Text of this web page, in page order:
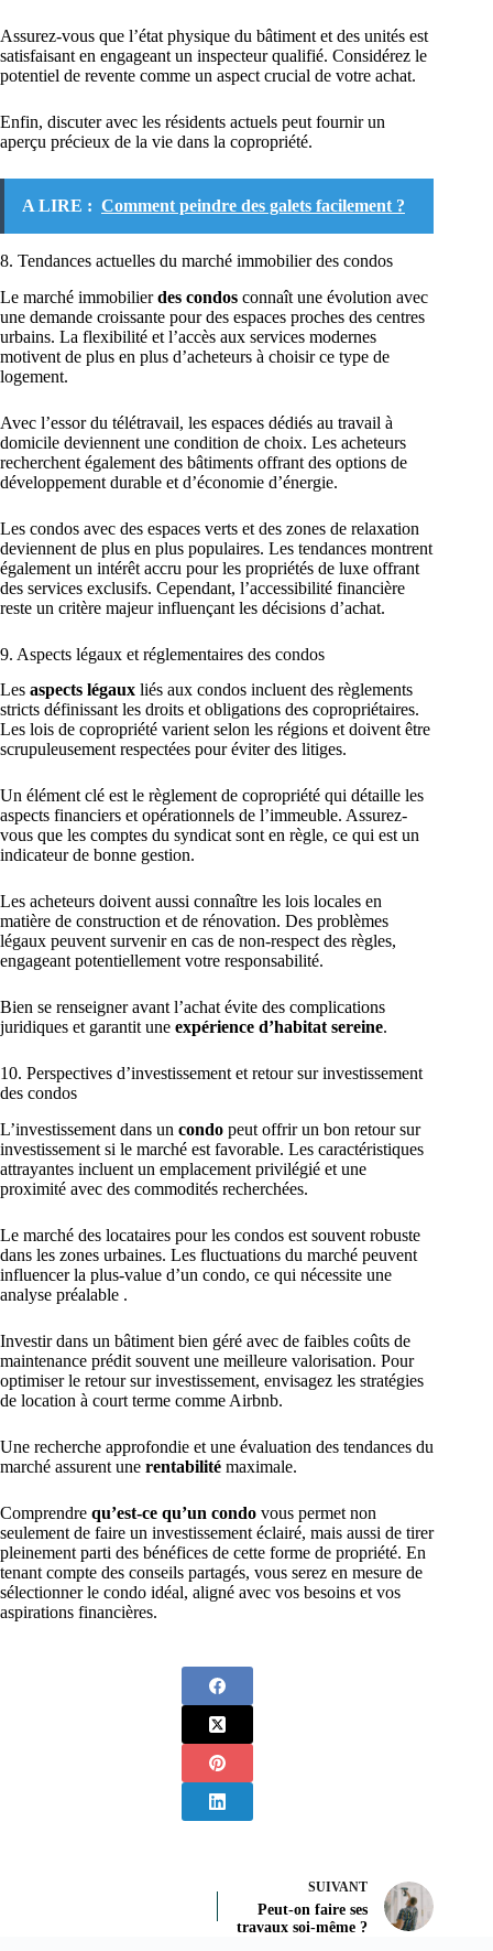
Assurez-vous que l’état physique du bâtiment et des unités est
satisfaisant en engageant un inspecteur qualifié. Considérez le
potentiel de revente comme un aspect crucial de votre achat.
Enfin, discuter avec les résidents actuels peut fournir un
aperçu précieux de la vie dans la copropriété.
A LIRE : Comment peindre des galets facilement ?
8. Tendances actuelles du marché immobilier des condos
Le marché immobilierdes condos connaît une évolution avec
une demande croissante pour des espaces proches des centres
urbains. La flexibilité et l’accès aux services modernes
motivent de plus en plus d’acheteurs à choisir ce type de
logement.
Avec l’essor du télétravail, les espaces dédiés au travail à
domicile deviennent une condition de choix. Les acheteurs
recherchent également des bâtiments offrant des options de
développement durable et d’économie d’énergie.
Les condos avec des espaces verts et des zones de relaxation
deviennent de plus en plus populaires. Les tendances montrent
également un intérêt accru pour les propriétés de luxe offrant
des services exclusifs. Cependant, l’accessibilité financière
reste un critère majeur influençant les décisions d’achat.
9. Aspects légaux et réglementaires des condos
Les aspects légaux liés aux condos incluent des règlements
stricts définissant les droits et obligations des copropriétaires.
Les lois de copropriété varient selon les régions et doivent être
scrupuleusement respectées pour éviter des litiges.
Un élément clé est le règlement de copropriété qui détaille les
aspects financiers et opérationnels de l’immeuble. Assurez-
vous que les comptes du syndicat sont en règle, ce qui est un
indicateur de bonne gestion.
Les acheteurs doivent aussi connaître les lois locales en
matière de construction et de rénovation. Des problèmes
légaux peuvent survenir en cas de non-respect des règles,
engageant potentiellement votre responsabilité.
Bien se renseigner avant l’achat évite des complications
juridiques et garantit une expérience d’habitat sereine.
10. Perspectives d’investissement et retour sur investissement
des condos
L’investissement dans un condo peut offrir un bon retour sur
investissement si le marché est favorable. Les caractéristiques
attrayantes incluent un emplacement privilégié et une
proximité avec des commodités recherchées.
Le marché des locataires pour les condos est souvent robuste
dans les zones urbaines. Les fluctuations du marché peuvent
influencer la plus-value d’un condo, ce qui nécessite une
analyse préalable .
Investir dans un bâtiment bien géré avec de faibles coûts de
maintenance prédit souvent une meilleure valorisation. Pour
optimiser le retour sur investissement, envisagez les stratégies
de location à court terme comme Airbnb.
Une recherche approfondie et une évaluation des tendances du
marché assurent une rentabilité maximale.
Comprendre qu’est-ce qu’un condo vous permet non
seulement de faire un investissement éclairé, mais aussi de tirer
pleinement parti des bénéfices de cette forme de propriété. En
tenant compte des conseils partagés, vous serez en mesure de
sélectionner le condo idéal, aligné avec vos besoins et vos
aspirations financières.
SUIVANT
Peut-on faire ses
travaux soi-même ?